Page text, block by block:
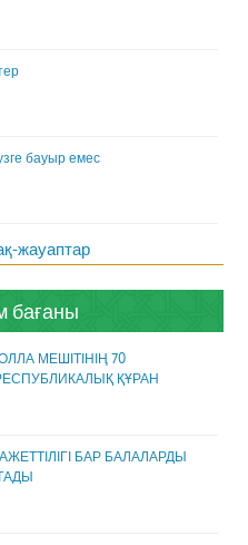
бауыр емес
жауаптар
бағаны
МЕШІТІНІҢ 70
ҚҰРАН
БАР БАЛАЛАРДЫ